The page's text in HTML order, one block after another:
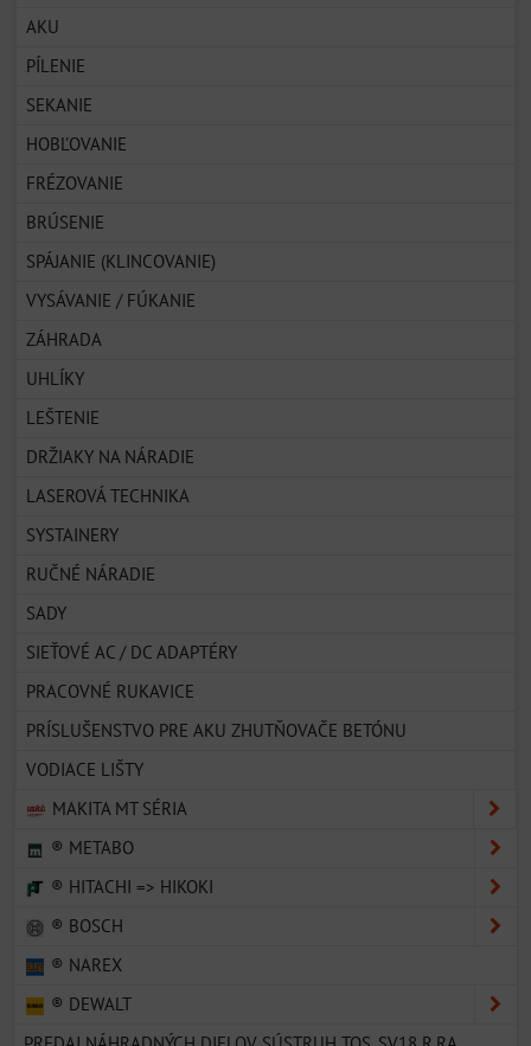
AKU
PÍLENIE
SEKANIE
HOBĽOVANIE
FRÉZOVANIE
BRÚSENIE
SPÁJANIE (KLINCOVANIE)
VYSÁVANIE / FÚKANIE
ZÁHRADA
UHLÍKY
LEŠTENIE
DRŽIAKY NA NÁRADIE
LASEROVÁ TECHNIKA
SYSTAINERY
RUČNÉ NÁRADIE
SADY
SIEŤOVÉ AC / DC ADAPTÉRY
PRACOVNÉ RUKAVICE
PRÍSLUŠENSTVO PRE AKU ZHUTŇOVAČE BETÓNU
VODIACE LIŠTY
MAKITA MT SÉRIA
® METABO
® HITACHI => HIKOKI
® BOSCH
® NAREX
® DEWALT